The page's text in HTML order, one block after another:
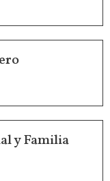
y Familia